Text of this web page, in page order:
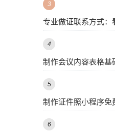
3
专业做证联系方式：
4
制作会议内容表格基
5
制作证件照小程序免
6